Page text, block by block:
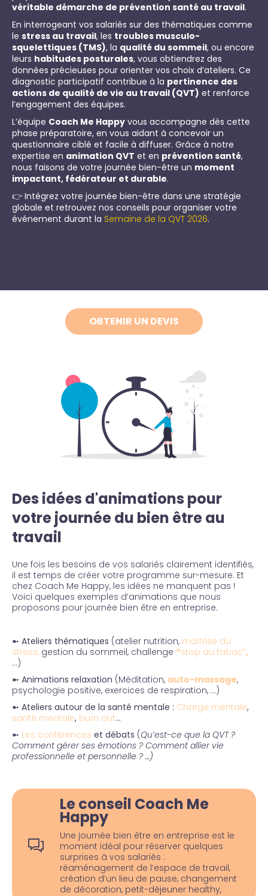
véritable démarche de prévention santé au travail.
En interrogeant vos salariés sur des thématiques comme
le stress au travail, les troubles musculo-
squelettiques (TMS), la qualité du sommeil, ou encore
leurs habitudes posturales, vous obtiendrez des
données précieuses pour orienter vos choix d’ateliers. Ce
diagnostic participatif contribue à la pertinence des
actions de qualité de vie au travail (QVT) et renforce
l’engagement des équipes.
L’équipe Coach Me Happy vous accompagne dès cette
phase préparatoire, en vous aidant à concevoir un
questionnaire ciblé et facile à diffuser. Grâce à notre
expertise en animation QVT et en prévention santé,
nous faisons de votre journée bien-être un moment
impactant, fédérateur et durable.
👉 Intégrez votre journée bien-être dans une stratégie
globale et retrouvez nos conseils pour organiser votre
événement durant la Semaine de la QVT 2026.
OBTENIR UN DEVIS
Des idées d'animations pour
votre journée du bien être au
travail
Une fois les besoins de vos salariés clairement identifiés,
il est temps de créer votre programme sur-mesure. Et
chez Coach Me Happy, les idées ne manquent pas !
Voici quelques exemples d’animations que nous
proposons pour journée bien être en entreprise.
➼ Ateliers thématiques (atelier nutrition, maîtrise du
stress, gestion du sommeil, challenge “stop au tabac”,
…)
➼ Animations relaxation (Méditation, auto-massage,
psychologie positive, exercices de respiration, …)
➼ Ateliers autour de la santé mentale : Charge mentale,
santé mentale, burn out…
➼ Les conférences et débats (Qu’est-ce que la QVT ?
Comment gérer ses émotions ? Comment allier vie
professionnelle et personnelle ? …)
Le conseil Coach Me
Happy
Une journée bien être en entreprise est le
moment idéal pour réserver quelques
surprises à vos salariés :
réaménagement de l’espace de travail,
création d’un lieu de pause, changement
de décoration, petit-déjeuner healthy,